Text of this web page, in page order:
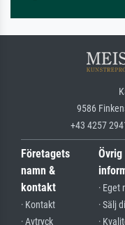
9586
+43 4257
Företagets
namn &
kontakt
· Kontakt
· Avtryck
Övrig
· Eget
· Sälj
·